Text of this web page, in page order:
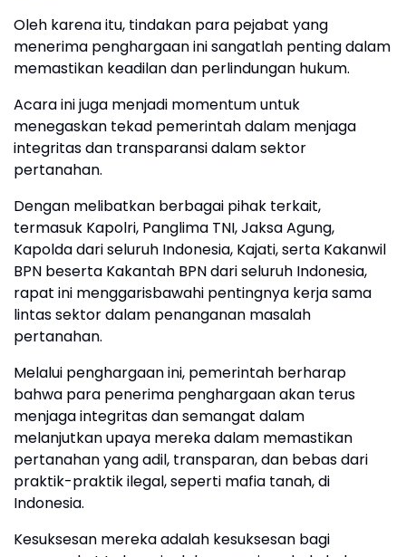
Oleh karena itu, tindakan para pejabat yang
menerima penghargaan ini sangatlah penting dalam
memastikan keadilan dan perlindungan hukum.
Acara ini juga menjadi momentum untuk
menegaskan tekad pemerintah dalam menjaga
integritas dan transparansi dalam sektor
pertanahan.
Dengan melibatkan berbagai pihak terkait,
termasuk Kapolri, Panglima TNI, Jaksa Agung,
Kapolda dari seluruh Indonesia, Kajati, serta Kakanwil
BPN beserta Kakantah BPN dari seluruh Indonesia,
rapat ini menggarisbawahi pentingnya kerja sama
lintas sektor dalam penanganan masalah
pertanahan.
Melalui penghargaan ini, pemerintah berharap
bahwa para penerima penghargaan akan terus
menjaga integritas dan semangat dalam
melanjutkan upaya mereka dalam memastikan
pertanahan yang adil, transparan, dan bebas dari
praktik-praktik ilegal, seperti mafia tanah, di
Indonesia.
Kesuksesan mereka adalah kesuksesan bagi